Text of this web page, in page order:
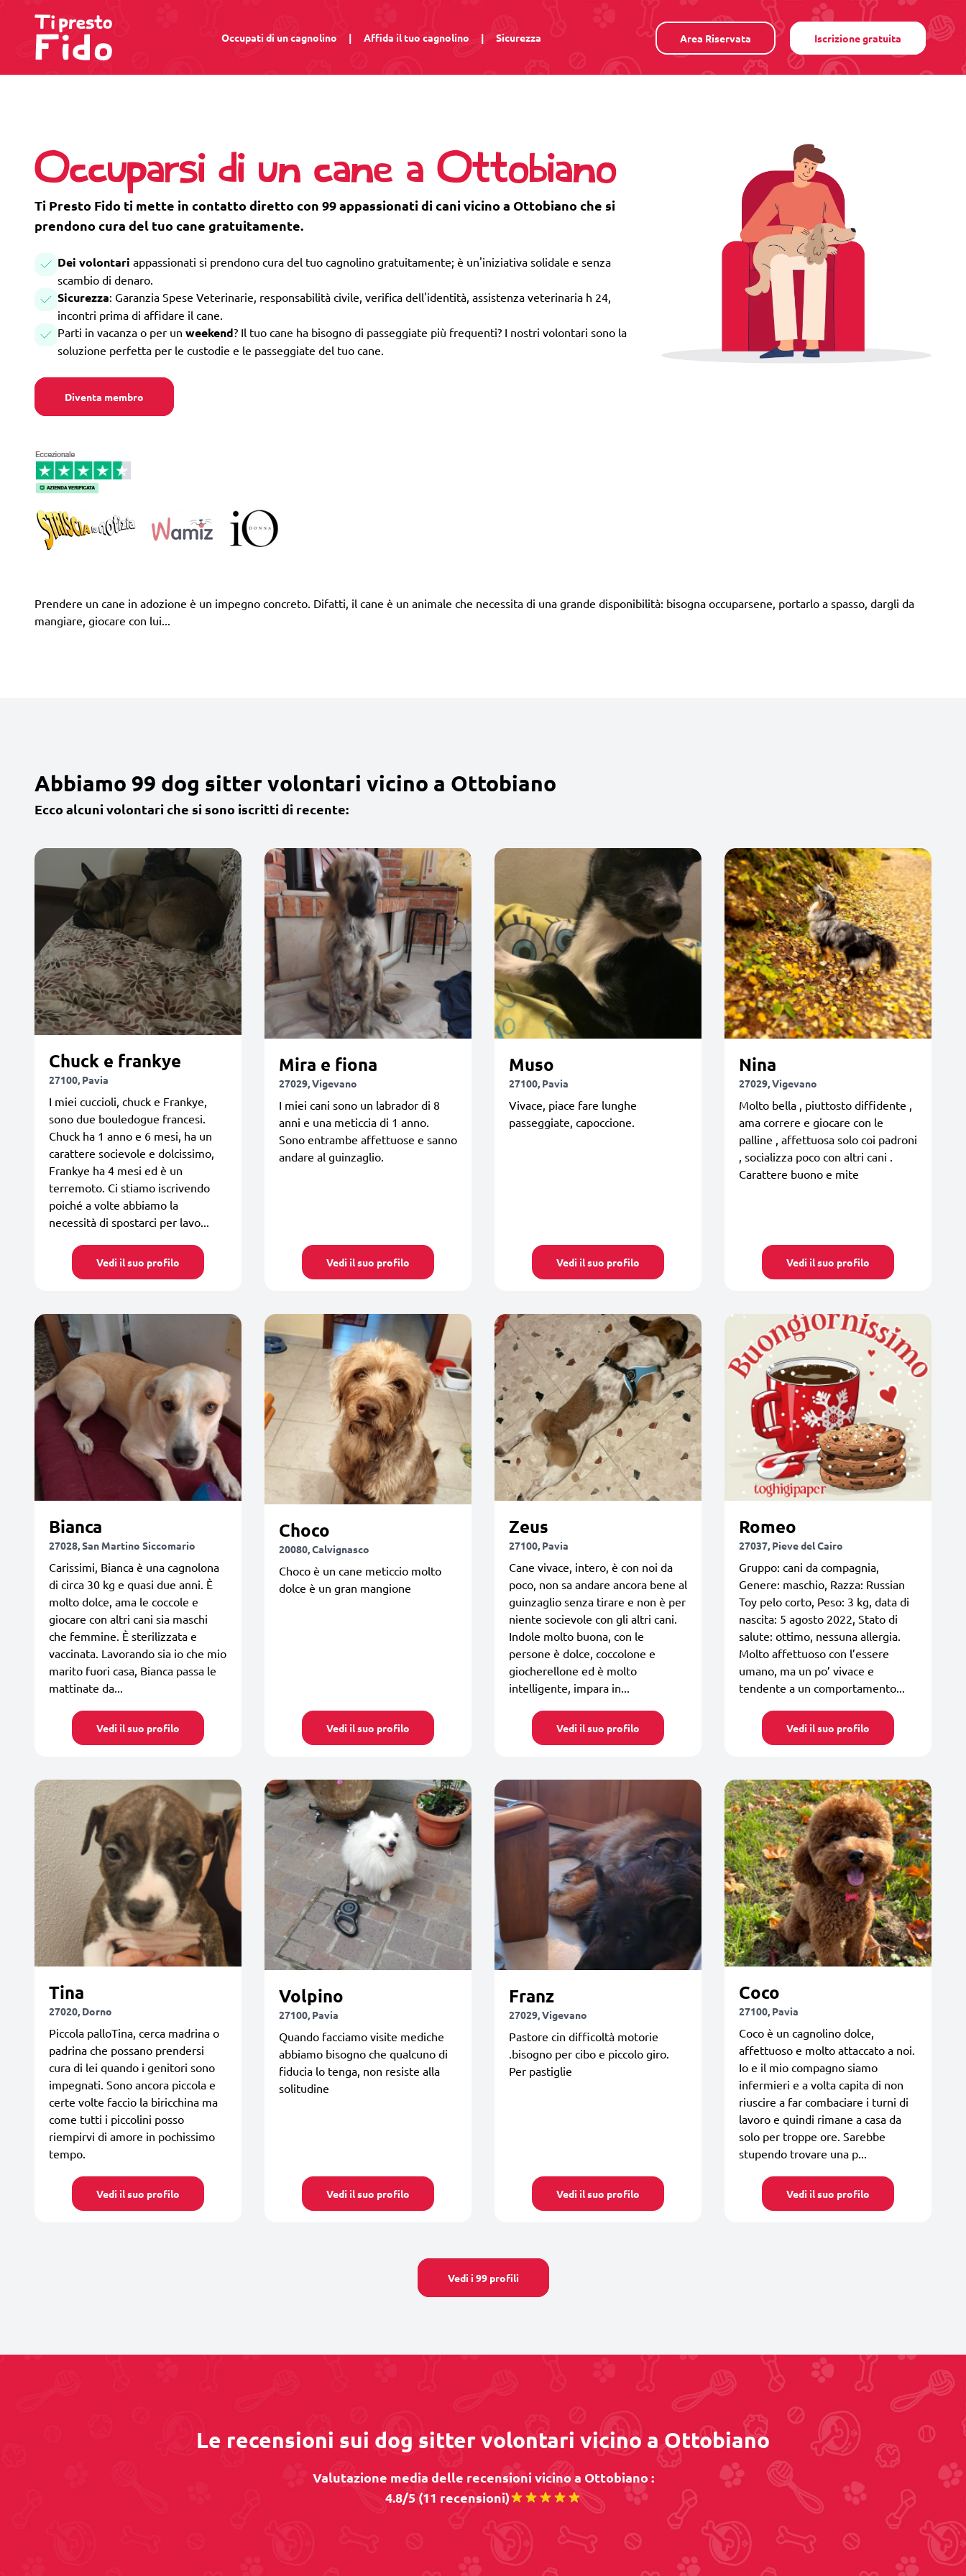
Occupati di un cagnolino | Affida il tuo cagnolino | Sicurezza Area Riservata Iscrizione gratuita
Occuparsi di un cane a Ottobiano
Ti Presto Fido ti mette in contatto diretto con 99 appassionati di cani vicino a Ottobiano che si
prendono cura del tuo cane gratuitamente.
Dei volontari appassionati si prendono cura del tuo cagnolino gratuitamente; è un'iniziativa solidale e senza
scambio di denaro.
Sicurezza: Garanzia Spese Veterinarie, responsabilità civile, verifica dell'identità, assistenza veterinaria h 24,
incontri prima di affidare il cane.
Parti in vacanza o per un weekend? Il tuo cane ha bisogno di passeggiate più frequenti? I nostri volontari sono la
soluzione perfetta per le custodie e le passeggiate del tuo cane.
Diventa membro
Prendere un cane in adozione è un impegno concreto. Difatti, il cane è un animale che necessita di una grande disponibilità: bisogna occuparsene, portarlo a spasso, dargli da
mangiare, giocare con lui...
Abbiamo 99 dog sitter volontari vicino a Ottobiano
Ecco alcuni volontari che si sono iscritti di recente:
Chuck e frankye
27100, Pavia
I miei cuccioli, chuck e Frankye,
sono due bouledogue francesi.
Chuck ha 1 anno e 6 mesi, ha un
carattere socievole e dolcissimo,
Frankye ha 4 mesi ed è un
terremoto. Ci stiamo iscrivendo
poiché a volte abbiamo la
necessità di spostarci per lavo...
Vedi il suo profilo
Mira e fiona
27029, Vigevano
I miei cani sono un labrador di 8
anni e una meticcia di 1 anno.
Sono entrambe affettuose e sanno
andare al guinzaglio.
Vedi il suo profilo
Muso
27100, Pavia
Vivace, piace fare lunghe
passeggiate, capoccione.
Vedi il suo profilo
Nina
27029, Vigevano
Molto bella , piuttosto diffidente ,
ama correre e giocare con le
palline , affettuosa solo coi padroni
, socializza poco con altri cani .
Carattere buono e mite
Vedi il suo profilo
Bianca
27028, San Martino Siccomario
Carissimi, Bianca è una cagnolona
di circa 30 kg e quasi due anni. È
molto dolce, ama le coccole e
giocare con altri cani sia maschi
che femmine. È sterilizzata e
vaccinata. Lavorando sia io che mio
marito fuori casa, Bianca passa le
mattinate da...
Vedi il suo profilo
Choco
20080, Calvignasco
Choco è un cane meticcio molto
dolce è un gran mangione
Vedi il suo profilo
Zeus
27100, Pavia
Cane vivace, intero, è con noi da
poco, non sa andare ancora bene al
guinzaglio senza tirare e non è per
niente socievole con gli altri cani.
Indole molto buona, con le
persone è dolce, coccolone e
giocherellone ed è molto
intelligente, impara in...
Vedi il suo profilo
Romeo
27037, Pieve del Cairo
Gruppo: cani da compagnia,
Genere: maschio, Razza: Russian
Toy pelo corto, Peso: 3 kg, data di
nascita: 5 agosto 2022, Stato di
salute: ottimo, nessuna allergia.
Molto affettuoso con l’essere
umano, ma un po’ vivace e
tendente a un comportamento...
Vedi il suo profilo
Tina
27020, Dorno
Piccola palloTina, cerca madrina o
padrina che possano prendersi
cura di lei quando i genitori sono
impegnati. Sono ancora piccola e
certe volte faccio la biricchina ma
come tutti i piccolini posso
riempirvi di amore in pochissimo
tempo.
Vedi il suo profilo
Volpino
27100, Pavia
Quando facciamo visite mediche
abbiamo bisogno che qualcuno di
fiducia lo tenga, non resiste alla
solitudine
Vedi il suo profilo
Franz
27029, Vigevano
Pastore cin difficoltà motorie
.bisogno per cibo e piccolo giro.
Per pastiglie
Vedi il suo profilo
Coco
27100, Pavia
Coco è un cagnolino dolce,
affettuoso e molto attaccato a noi.
Io e il mio compagno siamo
infermieri e a volta capita di non
riuscire a far combaciare i turni di
lavoro e quindi rimane a casa da
solo per troppe ore. Sarebbe
stupendo trovare una p...
Vedi il suo profilo
Vedi i 99 profili
Le recensioni sui dog sitter volontari vicino a Ottobiano
Valutazione media delle recensioni vicino a Ottobiano :
4.8/5 (11 recensioni)